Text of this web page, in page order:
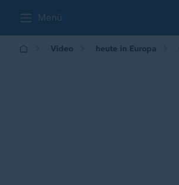
Menü
Video heute in Europa